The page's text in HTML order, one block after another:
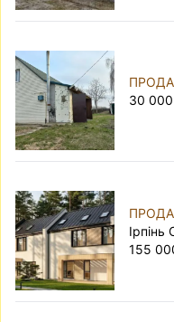
30 000
Ірпінь
155